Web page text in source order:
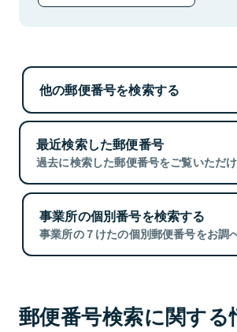
他の郵便番号を検索する
最近検索した郵便番号
過去に検索した郵便番号をご覧いただけ
事業所の個別番号を検索する
事業所の７けたの個別郵便番号をお調
郵便番号検索に関する